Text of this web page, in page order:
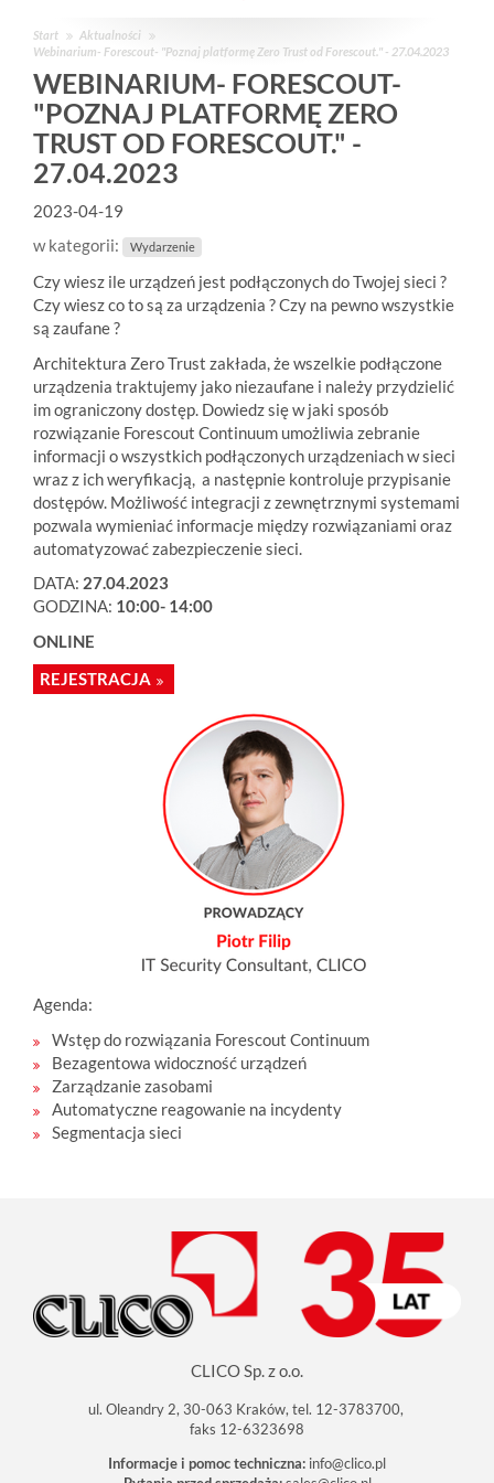
Start
Aktualności
Webinarium- Forescout- "Poznaj platformę Zero Trust od Forescout." - 27.04.2023
WEBINARIUM- FORESCOUT-
"POZNAJ PLATFORMĘ ZERO
TRUST OD FORESCOUT." -
27.04.2023
2023-04-19
w kategorii:
Wydarzenie
Czy wiesz ile urządzeń jest podłączonych do Twojej sieci ?
Czy wiesz co to są za urządzenia ? Czy na pewno wszystkie
są zaufane ?
Architektura Zero Trust zakłada, że wszelkie podłączone
urządzenia traktujemy jako niezaufane i należy przydzielić
im ograniczony dostęp. Dowiedz się w jaki sposób
rozwiązanie Forescout Continuum umożliwia zebranie
informacji o wszystkich podłączonych urządzeniach w sieci
wraz z ich weryfikacją, a następnie kontroluje przypisanie
dostępów. Możliwość integracji z zewnętrznymi systemami
pozwala wymieniać informacje między rozwiązaniami oraz
automatyzować zabezpieczenie sieci.
DATA: 27.04.2023
GODZINA: 10:00- 14:00
ONLINE
REJESTRACJA
Agenda:
Wstęp do rozwiązania Forescout Continuum
Bezagentowa widoczność urządzeń
Zarządzanie zasobami
Automatyczne reagowanie na incydenty
Segmentacja sieci
CLICO Sp. z o.o.
ul. Oleandry 2, 30-063 Kraków, tel. 12-3783700,
faks 12-6323698
Informacje i pomoc techniczna: info@clico.pl